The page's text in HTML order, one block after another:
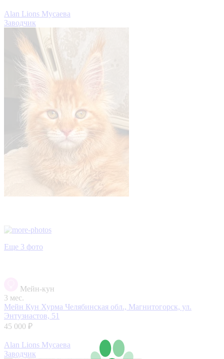
Alan Lions Мусаева
Заводчик
Еще 3 фото
Мейн-кун
3 мес.
Мейн Кун Хурма Челябинская обл., Магнитогорск, ул.
Энтузиастов, 51
45 000 ₽
Alan Lions Мусаева
Заводчик